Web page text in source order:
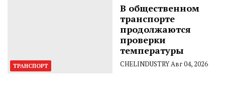
ТРАНСПОРТ
В общественном
транспорте
продолжаются
проверки
температуры
CHELINDUSTRYАвг 04, 2026